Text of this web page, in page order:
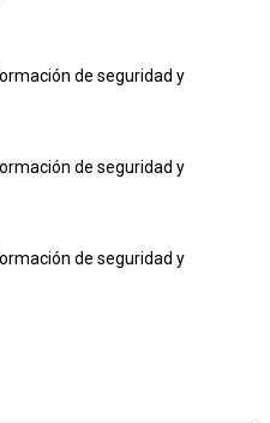
de seguridad y
de seguridad y
de seguridad y